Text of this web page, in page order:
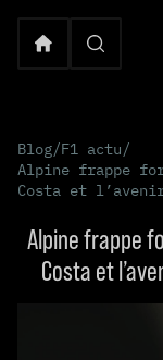
Blog/F1 actu/
Alpine frappe
Costa et
Alpine frappe
Costa et